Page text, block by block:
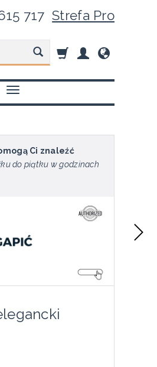
717Strefa Pro
Ci znaleźć
do piątku w godzinach